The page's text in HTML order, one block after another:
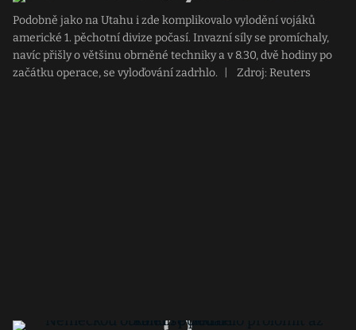
Podobně jako na Utahu i zde komplikovalo vylodění vojáků
americké 1. pěchotní divize počasí. Invazní síly se promíchaly,
navíc přišly o většinu obrněné techniky a v 8.30, dvě hodiny po
začátku operace, se vyloďování zadrhlo.
Zdroj: Reuters